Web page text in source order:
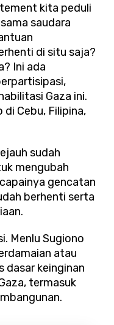
kita peduli
saudara
di situ saja?
Ini ada
Gaza ini.
di Cebu, Filipina,
sudah
mengubah
gencatan
berhenti serta
Menlu Sugiono
atau
dasar keinginan
termasuk